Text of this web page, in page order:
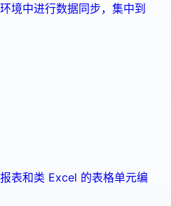
境中进行数据同步，集中到
表和类 Excel 的表格单元编